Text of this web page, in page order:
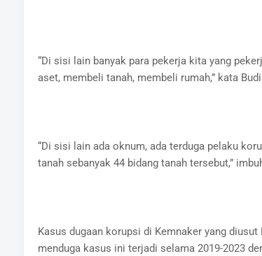
“Di sisi lain banyak para pekerja kita yang
aset, membeli tanah, membeli rumah,” kata
“Di sisi lain ada oknum, ada terduga pelaku
tanah sebanyak 44 bidang tanah tersebut,”
Kasus dugaan korupsi di Kemnaker yang
menduga kasus ini terjadi selama 2019-2023